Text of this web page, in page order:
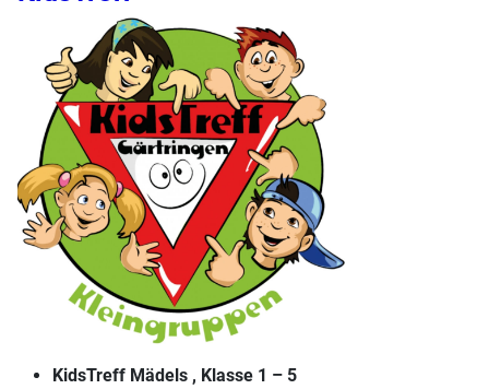
KidsTreff Mädels , Klasse 1 – 5